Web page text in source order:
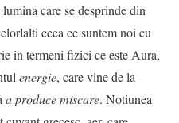
care se desprinde din
ceea ce suntem noi cu
in termeni fizici ce este Aura,
energie, care vine de la
a produce miscare. Notiunea